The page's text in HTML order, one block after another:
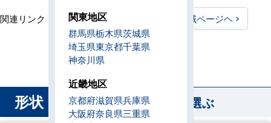
関連リンク： TOPページヘ
長野県全域ページヘ
長野県直工店所在地
形状 から業務用エアコンを選ぶ
関東地区
群馬県栃木県茨城県
埼玉県東京都千葉県
神奈川県
近畿地区
京都府滋賀県兵庫県
大阪府奈良県三重県